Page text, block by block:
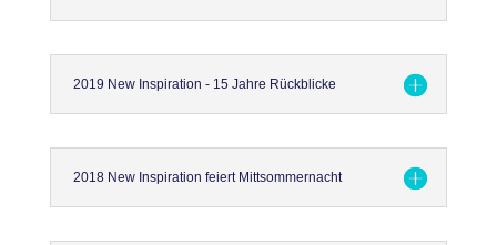
2019 New Inspiration - 15 Jahre Rückblicke
2018 New Inspiration feiert Mittsommernacht